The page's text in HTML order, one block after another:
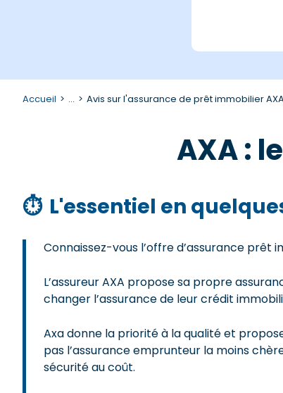
Accueil ... Avis sur l'assurance de prêt immobilier
AXA :
⏱ L'essentiel en
Connaissez-vous l’offre d’assurance prêt
L’assureur AXA propose sa propre
changer l’assurance de leur crédit
Axa donne la priorité à la qualité et
pas l’assurance emprunteur la moins
sécurité au coût.